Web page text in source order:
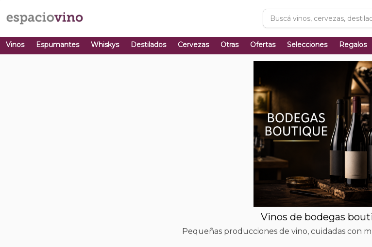
Vinos Espumantes Whiskys Destilados Cervezas Otras Ofertas Selecciones Regalos
Vinos de bodegas
Pequeñas producciones de vino, cuidadas con